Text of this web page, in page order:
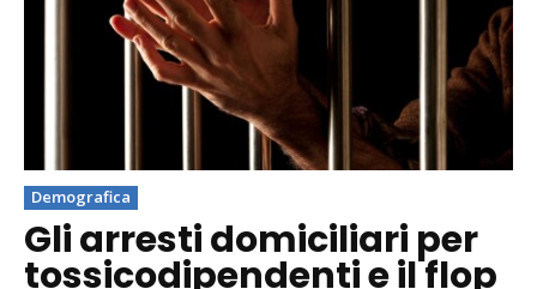
Demografica
Gli arresti domiciliari per
tossicodipendenti e il flop